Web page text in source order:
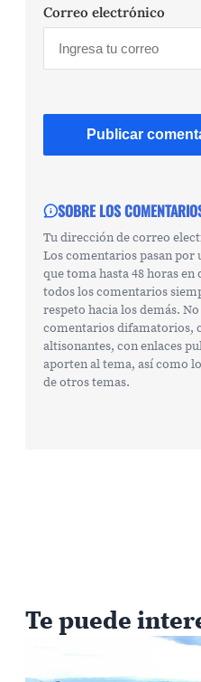
Correo electrónico
SOBRE LOS
Tu dirección de correo
Los comentarios pasan
que toma hasta 48 horas
todos los comentarios
respeto hacia los demás.
comentarios difamatorios,
altisonantes, con enlaces
aporten al tema, así como
de otros temas.
Te puede